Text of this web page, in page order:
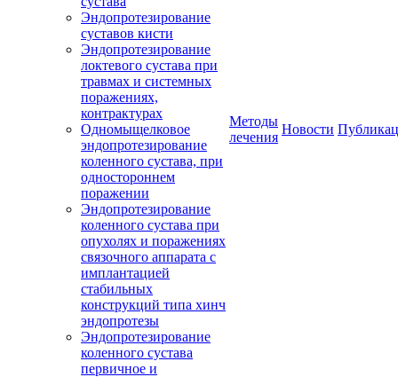
Эндопротезирование
суставов кисти
Эндопротезирование
локтевого сустава при
травмах и системных
поражениях,
контрактурах
Одномыщелковое
эндопротезирование
коленного сустава, при
одностороннем
поражении
Эндопротезирование
коленного сустава при
опухолях и поражениях
связочного аппарата с
имплантацией
стабильных
конструкций типа хинч
эндопротезы
Эндопротезирование
коленного сустава
первичное и
Методы
лечения
Новости